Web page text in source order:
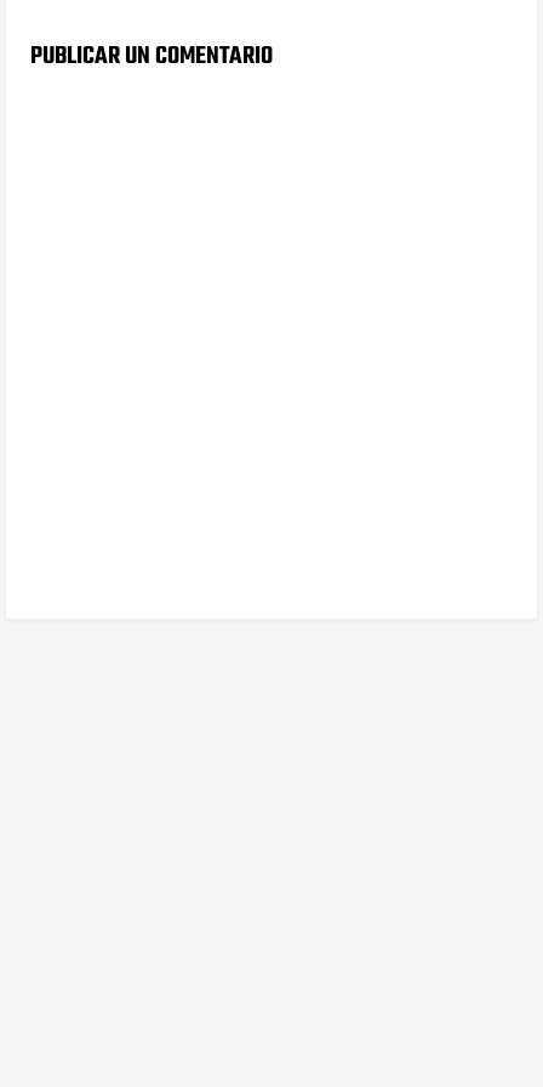
PUBLICAR UN COMENTARIO